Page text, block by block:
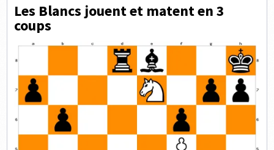
Les Blancs jouent et matent en 3
coups